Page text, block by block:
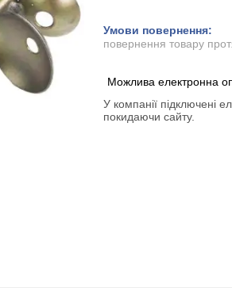
повернення товару
У компанії підключені
покидаючи сайту.